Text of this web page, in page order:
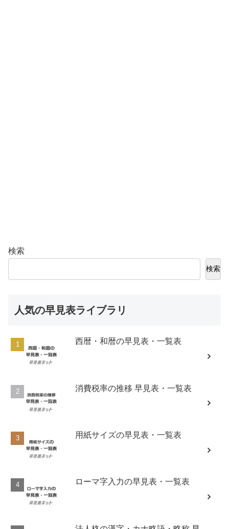
検索
検索
人気の早見表ライブラリ
西暦・和暦の早見表・一覧表
消費税率の推移 早見表・一覧表
用紙サイズの早見表・一覧表
ローマ字入力の早見表・一覧表